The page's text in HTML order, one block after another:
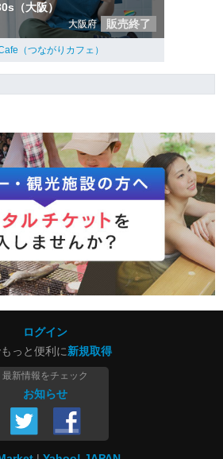
（大阪）
大阪府 販売終了
（つながりカフェ）
ログイン
っと便利に新規取得
最新情報をチェック
お知らせ